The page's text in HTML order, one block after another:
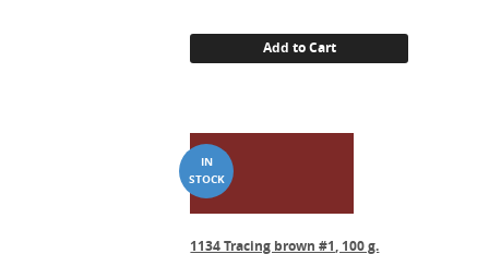
Add to Cart
1134 Tracing brown #1, 100 g.